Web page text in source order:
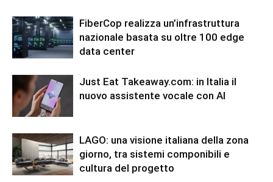
FiberCop realizza un’infrastruttura
nazionale basata su oltre 100 edge
data center
Just Eat Takeaway.com: in Italia il
nuovo assistente vocale con AI
LAGO: una visione italiana della zona
giorno, tra sistemi componibili e
cultura del progetto